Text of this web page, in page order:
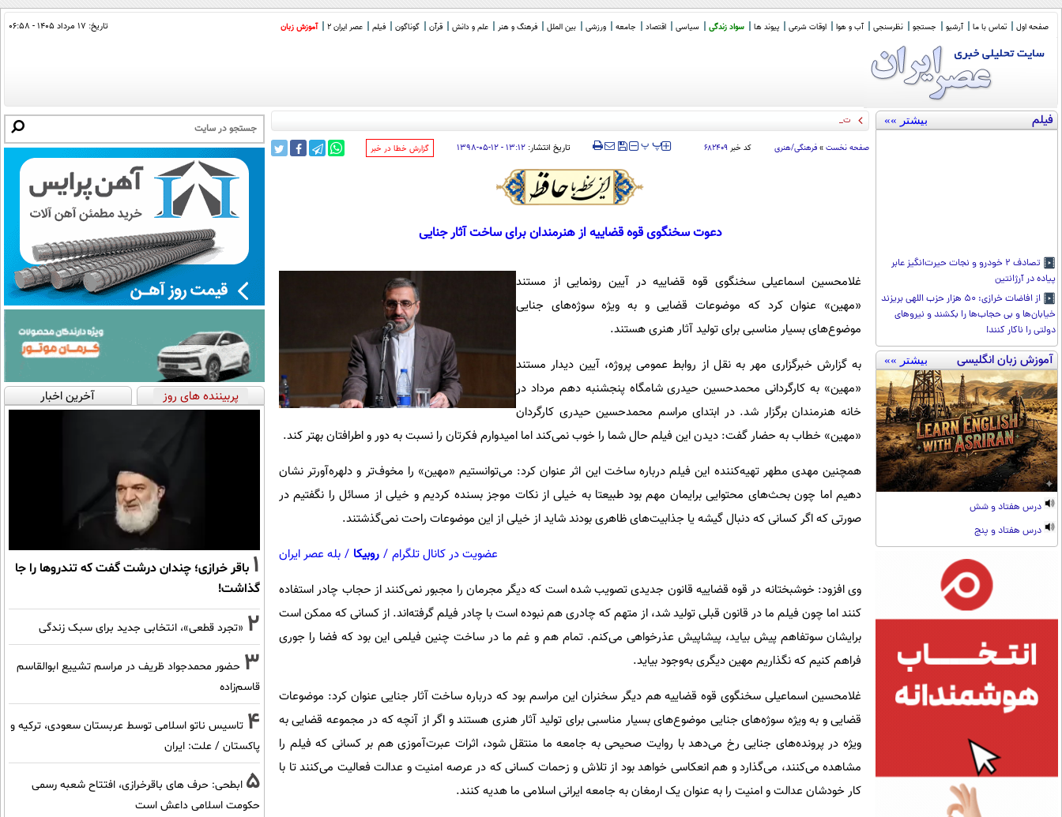
صفحه اول تماس با ما آرشیو جستجو نظرسنجی آب و هوا اوقات شرعی پیوند ها سواد زندگی سیاسی اقتصاد جامعه ورزشی بین الملل فرهنگ و هنر علم و دانش قرآن گوناگون فیلم عصر ایران 2 آموزش زبان تاریخ: ۱۷ مرداد ۱۴۰۵ - ۰۶:۵۸
فیلم بیشتر »»
تصادف ۲ خودرو و نجات حیر‌ت‌انگیز عابر
پیاده در آرژانتین
از افاضات خرازی: ۵۰ هزار حزب اللهی بریزند
خیابان‌ها و بی حجاب‌ها را بکشند و نیرو‌های
دولتی را ناکار کنند!
آموزش زبان انگلیسی بیشتر »»
درس هفتاد و شش
درس هفتاد و پنج
توصیف «کمیل خجسته
صفحه نخست » فرهنگی/هنری کد خبر۶۸۲۴۰۹ ‍‍‍ پ پ تاریخ انتشار:۱۳:۱۲ - ۱۲-۰۵-۱۳۹۸ ‌گزارش خطا در خبر
دعوت سخنگوی قوه قضاییه از هنرمندان برای ساخت آثار جنایی
غلامحسین اسماعیلی سخنگوی قوه قضاییه در آیین رونمایی از مستند
«مهین» عنوان کرد که موضوعات قضایی و به ویژه سوژه‌های جنایی
موضوع‌های بسیار مناسبی برای تولید آثار هنری هستند.
به گزارش خبرگزاری مهر به نقل از روابط عمومی پروژه، آیین دیدار مستند
«مهین» به کارگردانی محمدحسین حیدری شامگاه پنجشنبه دهم مرداد در
خانه هنرمندان برگزار شد. در ابتدای مراسم محمدحسین حیدری کارگردان
«مهین» خطاب به حضار گفت: دیدن این فیلم حال شما را خوب نمی‌کند اما امیدوارم فکرتان را نسبت به دور و اطرافتان بهتر کند.
همچنین مهدی مطهر تهیه‌کننده این فیلم درباره ساخت این اثر عنوان کرد: می‌توانستیم «مهین» را مخوف‌تر و دلهره‌آورتر نشان
دهیم اما چون بحث‌های محتوایی برایمان مهم بود طبیعتا به خیلی از نکات موجز بسنده کردیم و خیلی از مسائل را نگفتیم در
صورتی که اگر کسانی که دنبال گیشه یا جذابیت‌های ظاهری بودند شاید از خیلی از این موضوعات راحت نمی‌گذشتند.
عضویت در کانال تلگرام / روبیکا / بله عصر ایران
وی افزود: خوشبختانه در قوه قضاییه قانون جدیدی تصویب شده است که دیگر مجرمان را مجبور نمی‌کنند از حجاب چادر استفاده
کنند اما چون فیلم ما در قانون قبلی تولید شد، از متهم که چادری هم نبوده است با چادر فیلم گرفته‌اند. از کسانی که ممکن است
برایشان سوتفاهم پیش بیاید، پیشاپیش عذرخواهی می‌کنم. تمام هم و غم ما در ساخت چنین فیلمی این بود که فضا را جوری
فراهم کنیم که نگذاریم مهین دیگری به‌وجود بیاید.
غلامحسین اسماعیلی سخنگوی قوه قضاییه هم دیگر سخنران این مراسم بود که درباره ساخت آثار جنایی عنوان کرد: موضوعات
قضایی و به ویژه سوژه‌های جنایی موضوع‌های بسیار مناسبی برای تولید آثار هنری هستند و اگر از آنچه که در مجموعه قضایی به
ویژه در پرونده‌های جنایی رخ می‌دهد با روایت صحیحی به جامعه ما منتقل شود، اثرات عبرت‌آموزی هم بر کسانی که فیلم را
مشاهده می‌کنند، می‌گذارد و هم انعکاسی خواهد بود از تلاش و زحمات کسانی که در عرصه امنیت و عدالت فعالیت می‌کنند تا با
کار خودشان عدالت و امنیت را به عنوان یک ارمغان به جامعه ایرانی اسلامی ما هدیه کنند.
پربیننده های روز آخرین اخبار
1 باقر خرازی؛ چندان درشت گفت که تندروها را جا
گذاشت!
2 «تجرد قطعی»، انتخابی جدید برای سبک زندگی
3 حضور محمدجواد ظریف در مراسم تشییع ابوالقاسم
قاسم‌زاده
4 تاسیس ناتو اسلامی توسط عربستان سعودی، ترکیه و
پاکستان / علت: ایران
5 ابطحی: حرف های باقرخرازی، افتتاح شعبه رسمی
حکومت اسلامی داعش است